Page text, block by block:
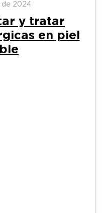
de 2024
y tratar
en piel